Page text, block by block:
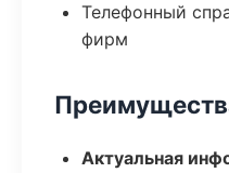
Телефонный
фирм
Актуальная